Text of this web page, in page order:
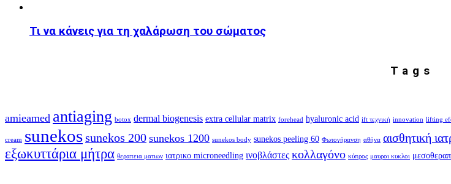
Τι να κάνεις για τη χαλάρωση του σώματος
Tags
amieamed antiaging botox dermal biogenesis extra cellular matrix forehead hyaluronic acid ift τεχνική innovation lifting
cream sunekossunekos 200 sunekos 1200 sunekos body sunekos peeling 60 Φωτογήρανση αθήνα αισθητική
εξωκυττάρια μήτρα θεραπεια ματιων ιατρικο microneedling ινοβλάστες κολλαγόνο κύπρος μαυροι κυκλοι